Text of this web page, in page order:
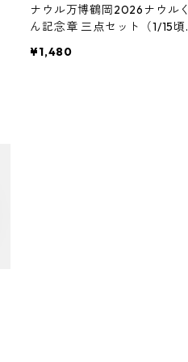
ナウル万博鶴岡2026ナウルく
ん記念章 三点セット（1/15頃
¥1,480